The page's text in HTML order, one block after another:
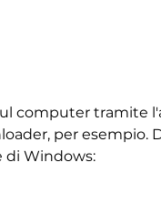
computer tramite
per esempio.
di Windows: